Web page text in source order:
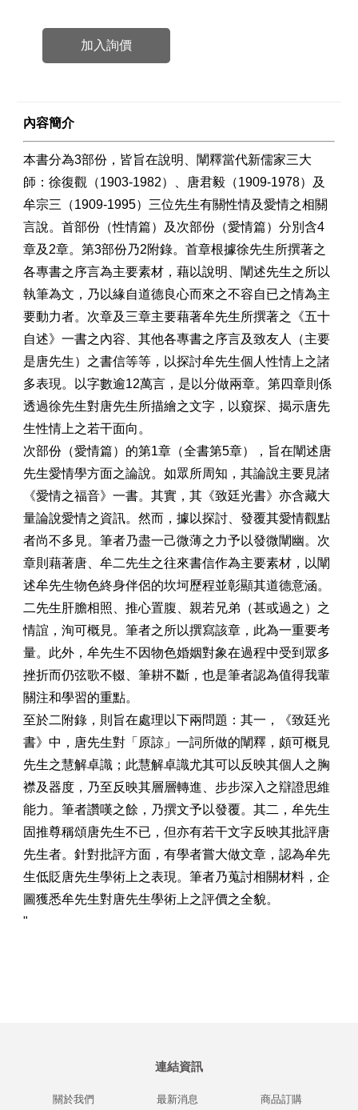
加入詢價
內容簡介
本書分為3部份，皆旨在說明、闡釋當代新儒家三大
師：徐復觀（1903-1982）、唐君毅（1909-1978）及
牟宗三（1909-1995）三位先生有關性情及愛情之相關
言說。首部份（性情篇）及次部份（愛情篇）分別含4
章及2章。第3部份乃2附錄。首章根據徐先生所撰著之
各專書之序言為主要素材，藉以說明、闡述先生之所以
執筆為文，乃以緣自道德良心而來之不容自已之情為主
要動力者。次章及三章主要藉著牟先生所撰著之《五十
自述》一書之內容、其他各專書之序言及致友人（主要
是唐先生）之書信等等，以探討牟先生個人性情上之諸
多表現。以字數逾12萬言，是以分做兩章。第四章則係
透過徐先生對唐先生所描繪之文字，以窺探、揭示唐先
生性情上之若干面向。
次部份（愛情篇）的第1章（全書第5章），旨在闡述唐
先生愛情學方面之論說。如眾所周知，其論說主要見諸
《愛情之福音》一書。其實，其《致廷光書》亦含藏大
量論說愛情之資訊。然而，據以探討、發覆其愛情觀點
者尚不多見。筆者乃盡一己微薄之力予以發微闡幽。次
章則藉著唐、牟二先生之往來書信作為主要素材，以闡
述牟先生物色終身伴侶的坎坷歷程並彰顯其道德意涵。
二先生肝膽相照、推心置腹、親若兄弟（甚或過之）之
情誼，洵可概見。筆者之所以撰寫該章，此為一重要考
量。此外，牟先生不因物色婚姻對象在過程中受到眾多
挫折而仍弦歌不輟、筆耕不斷，也是筆者認為值得我輩
關注和學習的重點。
至於二附錄，則旨在處理以下兩問題：其一，《致廷光
書》中，唐先生對「原諒」一詞所做的闡釋，頗可概見
先生之慧解卓識；此慧解卓識尤其可以反映其個人之胸
襟及器度，乃至反映其層層轉進、步步深入之辯證思維
能力。筆者讚嘆之餘，乃撰文予以發覆。其二，牟先生
固推尊稱頌唐先生不已，但亦有若干文字反映其批評唐
先生者。針對批評方面，有學者嘗大做文章，認為牟先
生低貶唐先生學術上之表現。筆者乃蒐討相關材料，企
圖獲悉牟先生對唐先生學術上之評價之全貌。
"
連結資訊
關於我們 最新消息 商品訂購